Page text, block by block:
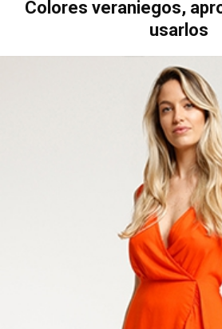
Colores veraniegos,
usarlos